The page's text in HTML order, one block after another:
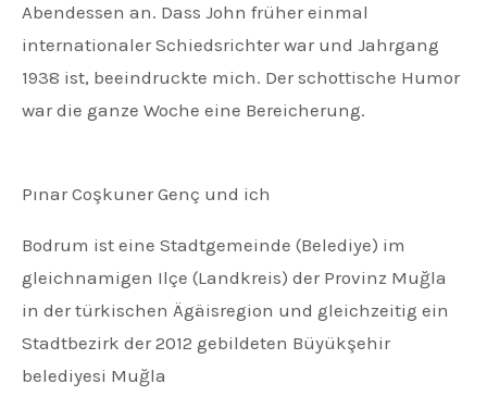
Abendessen an. Dass John früher einmal
internationaler Schiedsrichter war und Jahrgang
1938 ist, beeindruckte mich. Der schottische Humor
war die ganze Woche eine Bereicherung.
Pınar Coşkuner Genç und ich
Bodrum ist eine Stadtgemeinde (Belediye) im
gleichnamigen Ilçe (Landkreis) der Provinz Muğla
in der türkischen Ägäisregion und gleichzeitig ein
Stadtbezirk der 2012 gebildeten Büyükşehir
belediyesi Muğla